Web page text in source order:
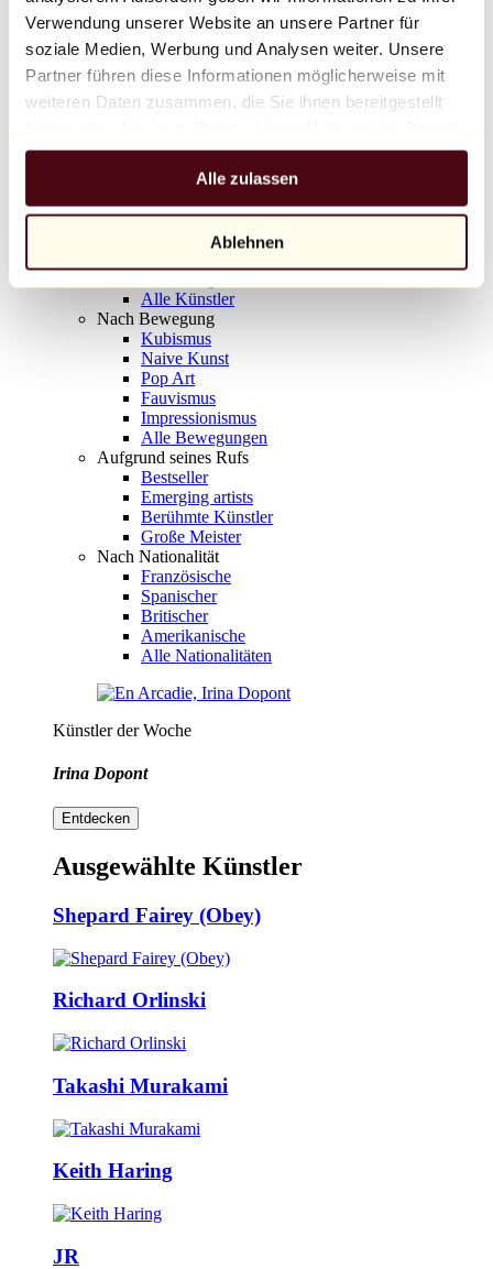
Verwendung unserer Website an unsere Partner für
soziale Medien, Werbung und Analysen weiter. Unsere
Partner führen diese Informationen möglicherweise mit
weiteren Daten zusammen, die Sie ihnen bereitgestellt
gesammelt haben.
Alle zulassen
Ablehnen
Balloon Dog (Orange)
Jeff Koons
10.000 €
Entdecken
Alle Bildhauer
Alle Fotografen
Alle Künstler
Nach Bewegung
Kubismus
Naive Kunst
Pop Art
Fauvismus
Impressionismus
Alle Bewegungen
Aufgrund seines Rufs
Bestseller
Emerging artists
Berühmte Künstler
Große Meister
Nach Nationalität
Französische
Spanischer
Britischer
Amerikanische
Alle Nationalitäten
Künstler der Woche
Irina Dopont
Entdecken
Ausgewählte Künstler
Shepard Fairey (Obey)
Richard Orlinski
Takashi Murakami
Keith Haring
JR